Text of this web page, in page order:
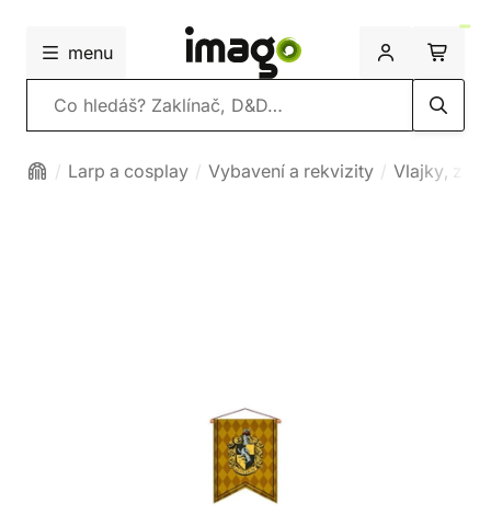
menu
Vyhledávání
Larp a cosplay Vybavení a rekvizity Vlajky,